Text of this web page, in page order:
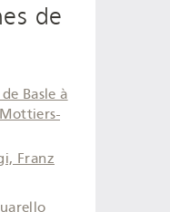
de
Basle à
Franz